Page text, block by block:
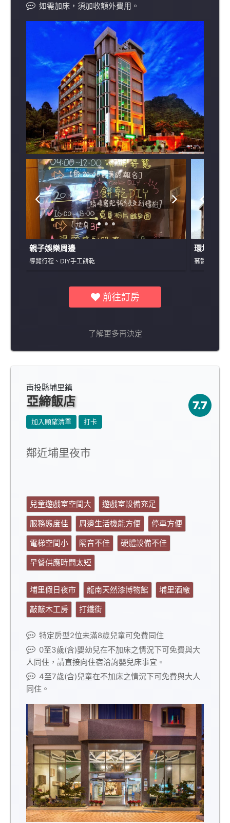
如需加床，須加收額外費用。
親子娛樂周邊
導覽行程、DIY手工餅乾
環境景觀
蓊鬱的鄉村
前往訂房
了解更多再決定
南投縣埔里鎮
亞締飯店 7.7
加入願望清單 打卡
鄰近埔里夜市
兒童遊戲室空間大
遊戲室設備充足
服務態度佳
周邊生活機能方便
停車方便
電梯空間小
隔音不佳
硬體設備不佳
早餐供應時間太短
埔里假日夜市 龍南天然漆博物館
埔里酒廠
敲敲木工房
打鐵街
特定房型2位未滿8歲兒童可免費同住
0至3歲(含)嬰幼兒在不加床之情況下可免費與大
人同住，請直接向住宿洽詢嬰兒床事宜。
4至7歲(含)兒童在不加床之情況下可免費與大人
同住。